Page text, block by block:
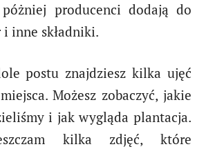
producenci dodają do
inne składniki.
postu znajdziesz kilka ujęć
Możesz zobaczyć, jakie
i jak wygląda plantacja.
kilka zdjęć, które